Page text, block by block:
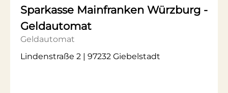
Sparkasse Mainfranken Würzburg -
Geldautomat
Geldautomat
Lindenstraße 2 | 97232 Giebelstadt